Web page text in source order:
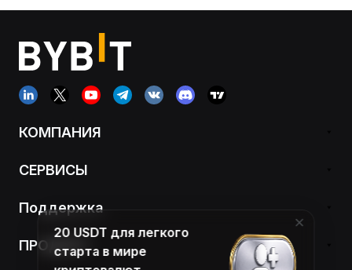
КОМПАНИЯ
СЕРВИСЫ
Поддержка
ПРОДУКТ
20 USDT для легкого
старта в мире